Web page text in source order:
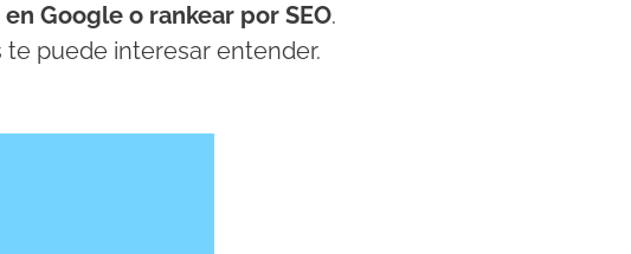
Google o rankear por SEO.
puede interesar entender.